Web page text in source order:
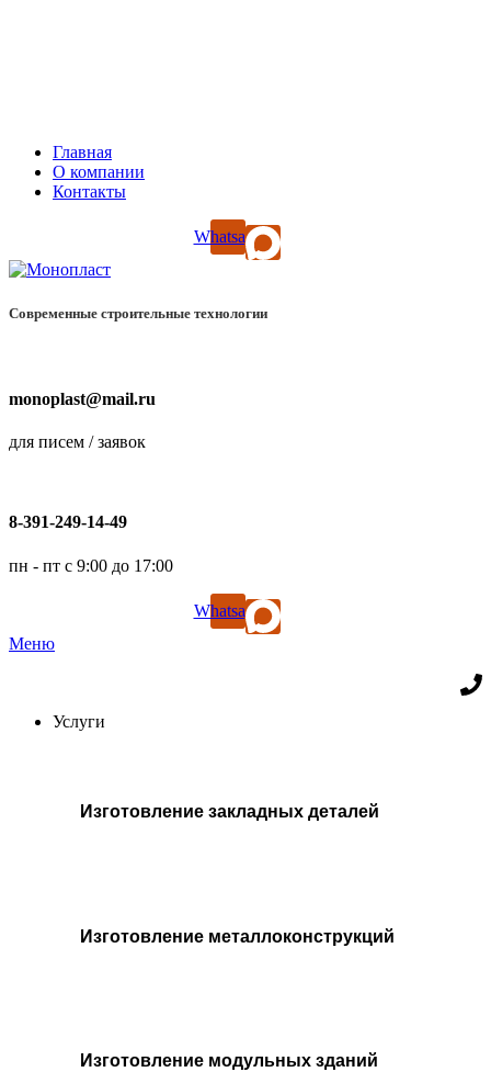
Главная
О компании
Контакты
Whatsapp
Современные строительные технологии
monoplast@mail.ru
для писем / заявок
8-391-249-14-49
пн - пт с 9:00 до 17:00
Whatsapp
Меню
Услуги
Изготовление закладных деталей
Изготовление металлоконструкций
Изготовление модульных зданий